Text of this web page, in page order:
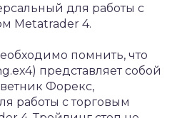
для работы с
Metatrader 4.
помнить, что
представляет собой
Форекс,
работы с торговым